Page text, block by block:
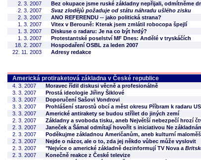
2. 3. 2007
Bez okupace jsme ruské základny nepřijali, odmítněme
2. 3. 2007
Svaz zlodějů požaduje od státu náhradu ušlého zisku
2. 3. 2007
ANO REFERENDU -- jako politická strana?
1. 3. 2007
Vitex v Berouně: Kterak jsem zmlátil robocopa špejlí
1. 3. 2007
Diskuse o radaru: Je na co být hrdý?
1. 3. 2007
Protestantské poselství MF Dnes: Andělé v tryskáčích
18. 2. 2007
Hospodaření OSBL za leden 2007
22. 11. 2003
Adresy redakce
Americká protiraketová základna v České republice
4. 3. 2007 Moravec řídil diskusi věcně a profesionálně
3. 3. 2007
Prostá ideologie Jiřiny Šiklové
3. 3. 2007
Doporučení Sašovi Vondrovi
3. 3. 2007
Prohlášení starostů obcí a měst okresu Příbram k radaru
3. 3. 2007
Americké antirakety se budou střílet do jiných zemí
2. 3. 2007
Základny a svoboda tisku, aneb Největší nebezpečí hrozí
2. 3. 2007
Janeček a Šámal odmítají hovořit s iniciativou Ne
2. 3. 2007
Poděkujme základnou Američanům, aneb kulturní
2. 3. 2007
Nejde o názor, ale o to, zda jej někdo vůbec může vyslovit
2. 3. 2007
"Nejvíce o americké základně dezinformují TV Nova a
2. 3. 2007
Konečně reakce z České televize